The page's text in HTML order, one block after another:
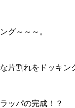
グ～～～。
片割れをドッキン
ッパの完成！？